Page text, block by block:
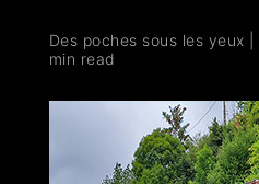
Des poches sous les yeux
min read